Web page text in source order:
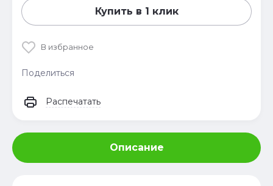
Купить в 1 клик
В избранное
Поделиться
Распечатать
Описание